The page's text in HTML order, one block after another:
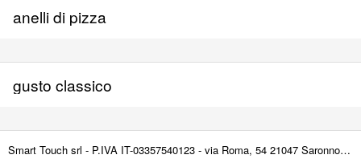
anelli di pizza
gusto classico
gusto nuvolette Smart Touch srl - P.IVA IT-03357540123 - via Roma, 54 21047 Saronno (VA) ITALY